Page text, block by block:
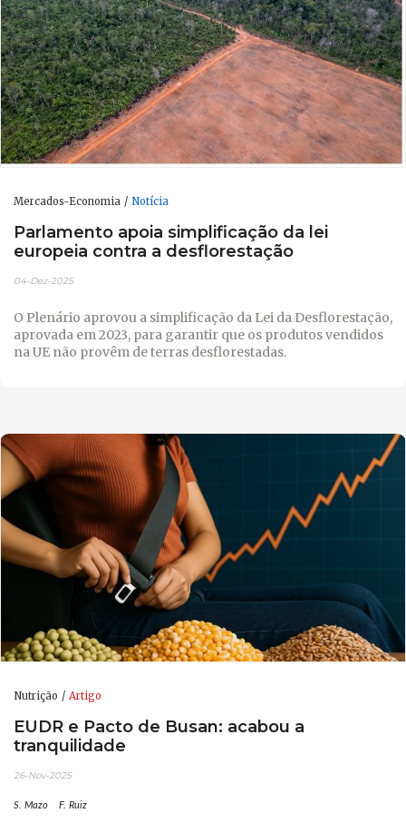
Mercados-Economia Notícia
Parlamento apoia simplificação da lei
europeia contra a desflorestação
04-Dez-2025
O Plenário aprovou a simplificação da Lei da Desflorestação,
aprovada em 2023, para garantir que os produtos vendidos
na UE não provêm de terras desflorestadas.
Nutrição Artigo
EUDR e Pacto de Busan: acabou a
tranquilidade
26-Nov-2025
S. Mazo F. Ruiz